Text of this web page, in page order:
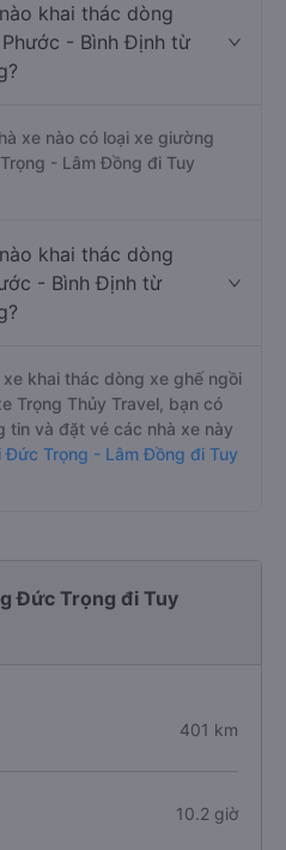
khai thác dòng
- Bình Định từ
xe nào có loại xe giường
- Lâm Đồng đi Tuy
khai thác dòng
- Bình Định từ
khai thác dòng xe ghế ngồi
Trọng Thủy Travel, bạn có
tin và đặt vé các nhà xe này
Đức Trọng - Lâm Đồng đi Tuy
Đức Trọng đi Tuy
401 km
10.2 giờ